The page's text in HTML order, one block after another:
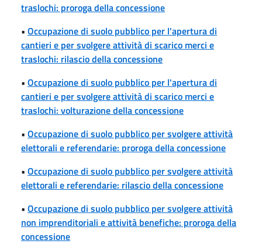
traslochi: proroga della concessione
• Occupazione di suolo pubblico per l'apertura di
cantieri e per svolgere attività di scarico merci e
traslochi: rilascio della concessione
• Occupazione di suolo pubblico per l'apertura di
cantieri e per svolgere attività di scarico merci e
traslochi: volturazione della concessione
• Occupazione di suolo pubblico per svolgere attività
elettorali e referendarie: proroga della concessione
• Occupazione di suolo pubblico per svolgere attività
elettorali e referendarie: rilascio della concessione
• Occupazione di suolo pubblico per svolgere attività
non imprenditoriali e attività benefiche: proroga della
concessione